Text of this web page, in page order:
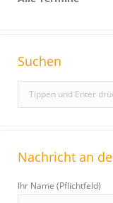
Suchen
e
c
:
Nachricht an
Ihr Name (Pflichtfeld)